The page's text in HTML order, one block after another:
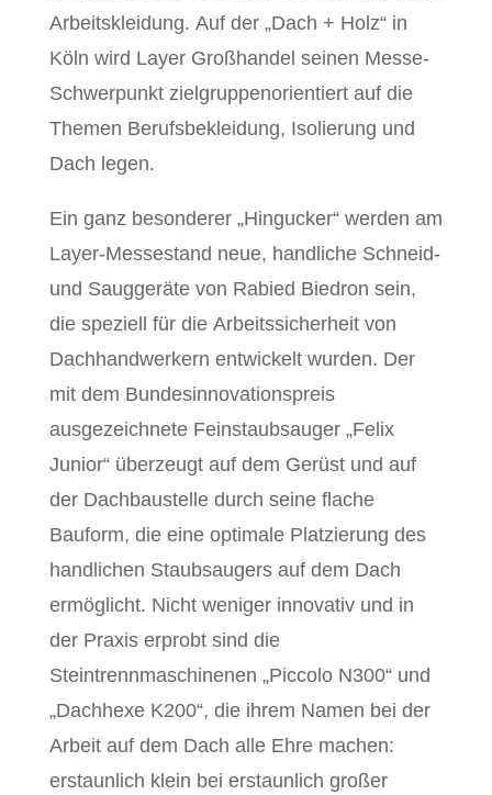
Arbeitskleidung. Auf der „Dach + Holz“ in
Köln wird Layer Großhandel seinen Messe-
Schwerpunkt zielgruppenorientiert auf die
Themen Berufsbekleidung, Isolierung und
Dach legen.
Ein ganz besonderer „Hingucker“ werden am
Layer-Messestand neue, handliche Schneid-
und Sauggeräte von Rabied Biedron sein,
die speziell für die Arbeitssicherheit von
Dachhandwerkern entwickelt wurden. Der
mit dem Bundesinnovationspreis
ausgezeichnete Feinstaubsauger „Felix
Junior“ überzeugt auf dem Gerüst und auf
der Dachbaustelle durch seine flache
Bauform, die eine optimale Platzierung des
handlichen Staubsaugers auf dem Dach
ermöglicht. Nicht weniger innovativ und in
der Praxis erprobt sind die
Steintrennmaschinenen „Piccolo N300“ und
„Dachhexe K200“, die ihrem Namen bei der
Arbeit auf dem Dach alle Ehre machen:
erstaunlich klein bei erstaunlich großer